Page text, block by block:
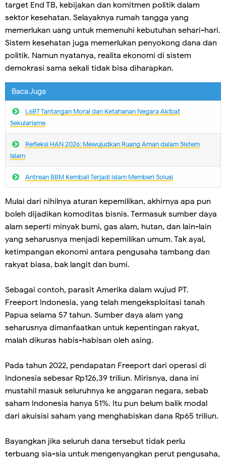
target End TB, kebijakan dan komitmen politik dalam
sektor kesehatan. Selayaknya rumah tangga yang
memerlukan uang untuk memenuhi kebutuhan sehari-hari.
Sistem kesehatan juga memerlukan penyokong dana dan
politik. Namun nyatanya, realita ekonomi di sistem
demokrasi sama sekali tidak bisa diharapkan.
Baca Juga
L6BT Tantangan Moral dan Ketahanan Negara Akibat
Sekularisme
Refleksi HAN 2026: Mewujudkan Ruang Aman dalam Sistem
Islam
Antrean BBM Kembali Terjadi lslam Memberi Solusi
Mulai dari nihilnya aturan kepemilikan, akhirnya apa pun
boleh dijadikan komoditas bisnis. Termasuk sumber daya
alam seperti minyak bumi, gas alam, hutan, dan lain-lain
yang seharusnya menjadi kepemilikan umum. Tak ayal,
ketimpangan ekonomi antara pengusaha tambang dan
rakyat biasa, bak langit dan bumi.
Sebagai contoh, parasit Amerika dalam wujud PT.
Freeport Indonesia, yang telah mengeksploitasi tanah
Papua selama 57 tahun. Sumber daya alam yang
seharusnya dimanfaatkan untuk kepentingan rakyat,
malah dikuras habis-habisan oleh asing.
Pada tahun 2022, pendapatan Freeport dari operasi di
Indonesia sebesar Rp126,39 triliun. Mirisnya, dana ini
mustahil masuk seluruhnya ke anggaran negara, sebab
saham Indonesia hanya 51%. Itu pun belum balik modal
dari akuisisi saham yang menghabiskan dana Rp65 triliun.
Bayangkan jika seluruh dana tersebut tidak perlu
terbuang sia-sia untuk mengenyangkan perut pengusaha,